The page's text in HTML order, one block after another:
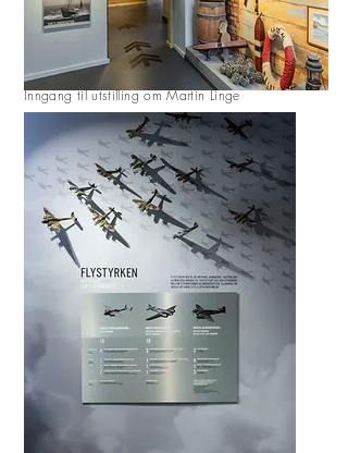
Inngang til utstilling om Martin Linge